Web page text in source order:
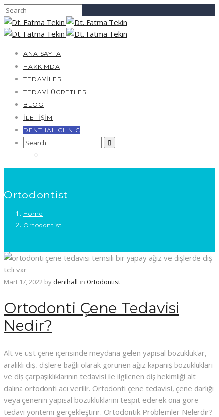
ANA SAYFA
HAKKIMDA
TEDAVILER
TEDAVI ÜCRETLERI
BLOG
İLETIŞIM
DENTHAL CLINIC
Search
Ortodontist
Home
Ortodontist
Mart 17, 2022 bydenthall in Ortodontist
Ortodonti Çene Tedavisi
Nedir?
Alt ve üst çene içerisinde meydana gelen yapısal bozukluklar,
aralıklı diş, dişlere bağlı olarak görünen ağız kapanış bozuklukları
ve diş çarpaşıklıklarının tedavisi ile ilgilenen diş hekimliği alt
dalına ortodonti adı verilir. Ortodonti çene tedavisi, çene darlığı
veya çenenin yapısal bozukluklarını tespit ederek ona göre
tedavi yöntemi gerçekleştirir. Ortodontik Problemler Nelerdir?